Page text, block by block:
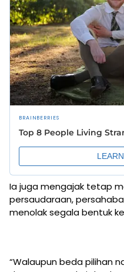
Ia juga mengajak tetap
persaudaraan,
menolak segala bentuk
“Walaupun beda pilihan